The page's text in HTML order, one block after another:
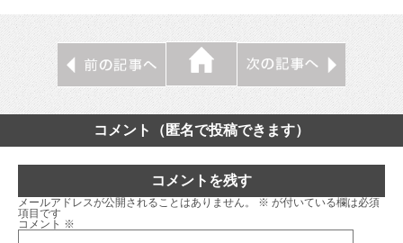
コメント（匿名で投稿できます）
コメントを残す
メールアドレスが公開されることはありません。 ※ が付いている欄は必須
項目です
コメント ※